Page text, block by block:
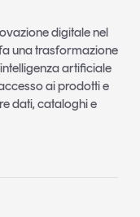
digitale nel
una trasformazione
artificiale
ai prodotti e
dati, cataloghi e